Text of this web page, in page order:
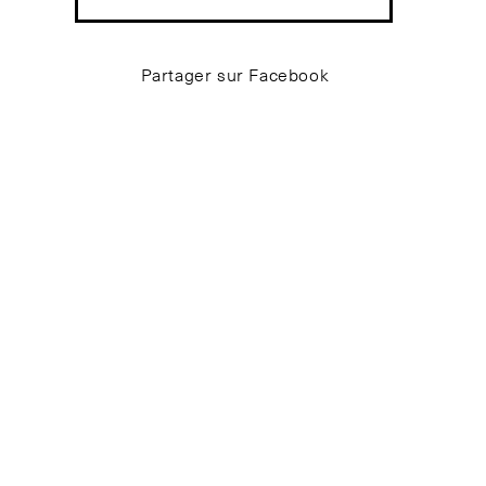
Partager sur Facebook